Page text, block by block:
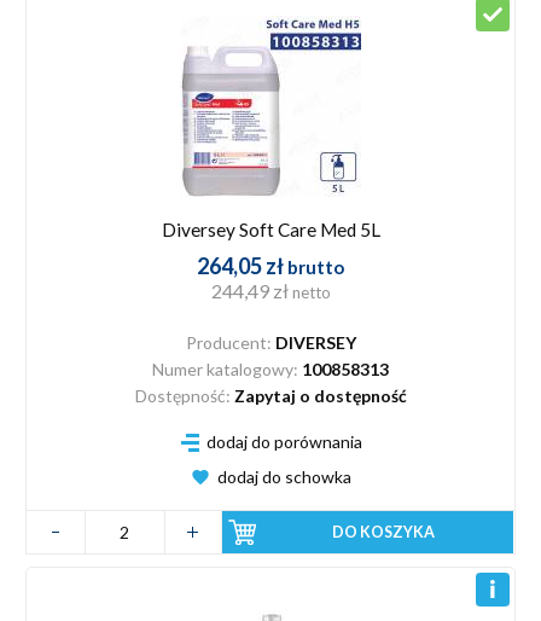
Diversey Soft Care Med 5L
264,05 zł brutto
244,49 zł netto
Producent: DIVERSEY
Numer katalogowy: 100858313
Dostępność: Zapytaj o dostępność
dodaj do porównania
dodaj do schowka
DO KOSZYKA